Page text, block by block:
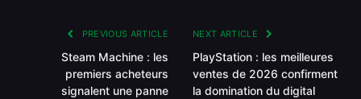
PREVIOUS ARTICLE
Steam Machine : les
premiers acheteurs
signalent une panne
NEXT ARTICLE
PlayStation : les meilleures
ventes de 2026 confirment
la domination du digital